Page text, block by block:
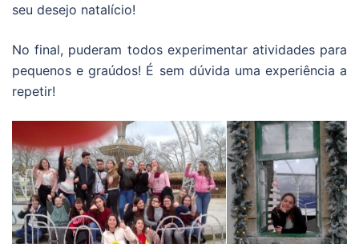
seu desejo natalício!
No final, puderam todos experimentar atividades para
pequenos e graúdos! É sem dúvida uma experiência a
repetir!